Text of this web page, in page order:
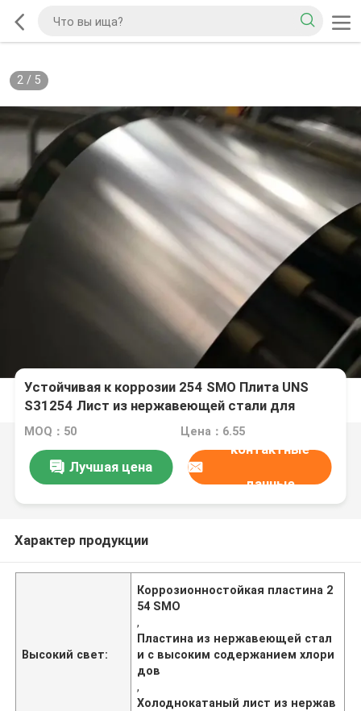
2/ 5
Устойчивая к коррозии 254 SMO Плита UNS
S31254 Лист из нержавеющей стали для
среды с высоким содержанием хлора
MOQ：50 Цена：6.55
Лучшая цена
контактные
данные
Характер продукции
Высокий свет:
Коррозионностойкая пластина 2
54 SMO
,
Пластина из нержавеющей стал
и с высоким содержанием хлори
дов
,
Холоднокатаный лист из нержав